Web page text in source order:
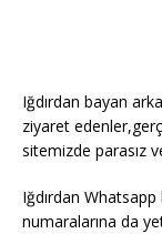
Iğdırdan bayan
ziyaret
sitemizde parasız
Iğdırdan
numaralarına da